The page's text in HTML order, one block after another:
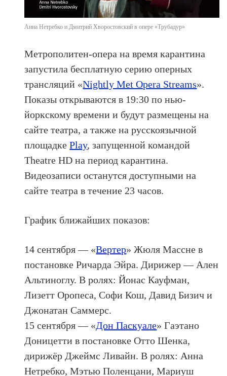
Анна Нетребко и Дмитрий Хворостовский в опере «Трубадур»
Метрополитен-опера на время карантина
запустила бесплатную серию оперных
трансляций «Nightly Met Opera Streams».
Показы открываются в 19:30 по нью-
йоркскому времени и будут размещены на
сайте театра, а также на русскоязычной
площадкеPlay, запущенной командой
Theatre HD на период карантина.
Видеозаписи останутся доступными на
сайте театра в течение 23 часов.
График ближайших показов:
14 сентября — «Вертер» Жюля Массне в
постановке Ричарда Эйра. Дирижер — Ален
Альтиноглу. В ролях: Йонас Кауфман,
Лизетт Оропеса, Софи Кош, Давид Бизич и
Джонатан Саммерс.
15 сентября — «Дон Паскуале» Гаэтано
Доницетти в постановке Отто Шенка,
дирижёр Джеймс Ливайн. В ролях: Анна
Нетребко, Мэтью Поленцани, Мариуш